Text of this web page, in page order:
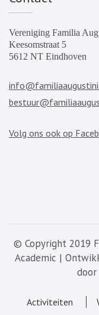
Vereniging Familia
Keesomstraat 5
5612 NT Eindhoven
Volg ons ook op
© Copyright 2019
Academic |
door
Activiteiten